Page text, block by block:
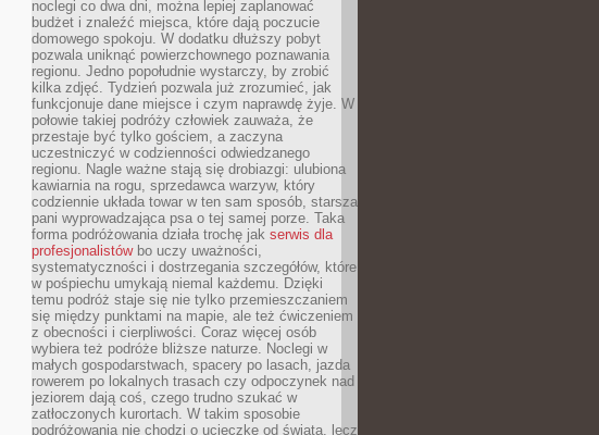
noclegi co dwa dni, można lepiej zaplanować
budżet i znaleźć miejsca, które dają poczucie
domowego spokoju. W dodatku dłuższy pobyt
pozwala uniknąć powierzchownego poznawania
regionu. Jedno popołudnie wystarczy, by zrobić
kilka zdjęć. Tydzień pozwala już zrozumieć, jak
funkcjonuje dane miejsce i czym naprawdę żyje. W
połowie takiej podróży człowiek zauważa, że
przestaje być tylko gościem, a zaczyna
uczestniczyć w codzienności odwiedzanego
regionu. Nagle ważne stają się drobiazgi: ulubiona
kawiarnia na rogu, sprzedawca warzyw, który
codziennie układa towar w ten sam sposób, starsza
pani wyprowadzająca psa o tej samej porze. Taka
forma podróżowania działa trochę jak serwis dla
profesjonalistówbo uczy uważności,
systematyczności i dostrzegania szczegółów, które
w pośpiechu umykają niemal każdemu. Dzięki
temu podróż staje się nie tylko przemieszczaniem
się między punktami na mapie, ale też ćwiczeniem
z obecności i cierpliwości. Coraz więcej osób
wybiera też podróże bliższe naturze. Noclegi w
małych gospodarstwach, spacery po lasach, jazda
rowerem po lokalnych trasach czy odpoczynek nad
jeziorem dają coś, czego trudno szukać w
zatłoczonych kurortach. W takim sposobie
podróżowania nie chodzi o ucieczkę od świata, lecz